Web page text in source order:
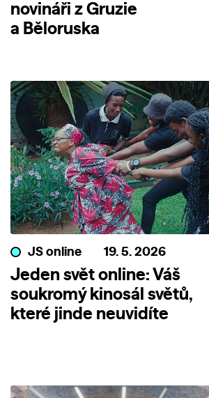
novináři z Gruzie
a Běloruska
JS online 19. 5. 2026
Jeden svět online: Váš
soukromý kinosál světů,
které jinde neuvidíte